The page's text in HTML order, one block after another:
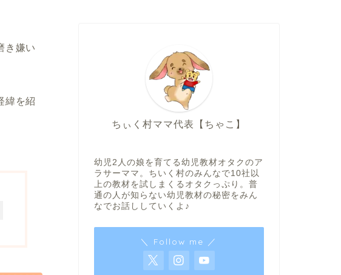
き嫌い
緯を紹
ちぃく村ママ代表【ちゃこ】
幼児2人の娘を育てる幼児教材オタクのア
ラサーママ。ちいく村のみんなで10社以
上の教材を試しまくるオタクっぷり。普
通の人が知らない幼児教材の秘密をみん
なでお話ししていくよ♪
＼ Follow me ／